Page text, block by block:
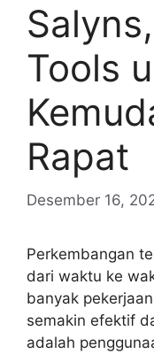
Tools
Rapat
Desember 16,
Perkembangan
dari waktu ke
banyak
semakin efektif
adalah